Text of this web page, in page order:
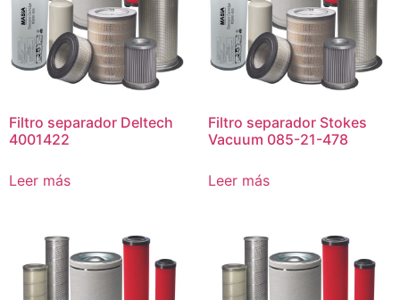
Filtro separador Deltech
4001422
Leer más
Filtro separador Stokes
Vacuum 085-21-478
Leer más